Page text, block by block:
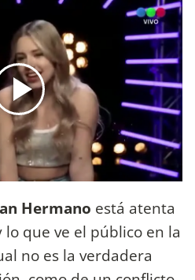
Hermano está atenta
que ve el público en la
no es la verdadera